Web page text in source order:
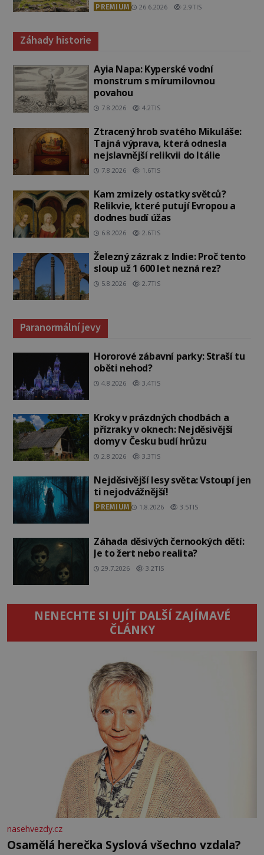
PREMIUM 26.6.2026 2.9TIS
Záhady historie
Ayia Napa: Kyperské vodní
monstrum s mírumilovnou
povahou
7.8.2026 4.2TIS
Ztracený hrob svatého Mikuláše:
Tajná výprava, která odnesla
nejslavnější relikvii do Itálie
7.8.2026 1.6TIS
Kam zmizely ostatky světců?
Relikvie, které putují Evropou a
dodnes budí úžas
6.8.2026 2.6TIS
Železný zázrak z Indie: Proč tento
sloup už 1 600 let nezná rez?
5.8.2026 2.7TIS
Paranormální jevy
Hororové zábavní parky: Straší tu
oběti nehod?
4.8.2026 3.4TIS
Kroky v prázdných chodbách a
přízraky v oknech: Nejděsivější
domy v Česku budí hrůzu
2.8.2026 3.3TIS
Nejděsivější lesy světa: Vstoupí jen
ti nejodvážnější!
PREMIUM 1.8.2026 3.5TIS
Záhada děsivých černookých dětí:
Je to žert nebo realita?
29.7.2026 3.2TIS
NENECHTE SI UJÍT DALŠÍ ZAJÍMAVÉ
ČLÁNKY
nasehvezdy.cz
Osamělá herečka Syslová všechno vzdala?